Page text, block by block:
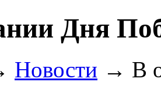
Дня
Новости → В